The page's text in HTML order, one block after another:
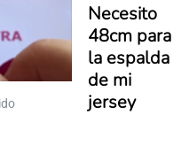
Necesito
48cm para
la espalda
de mi
jersey